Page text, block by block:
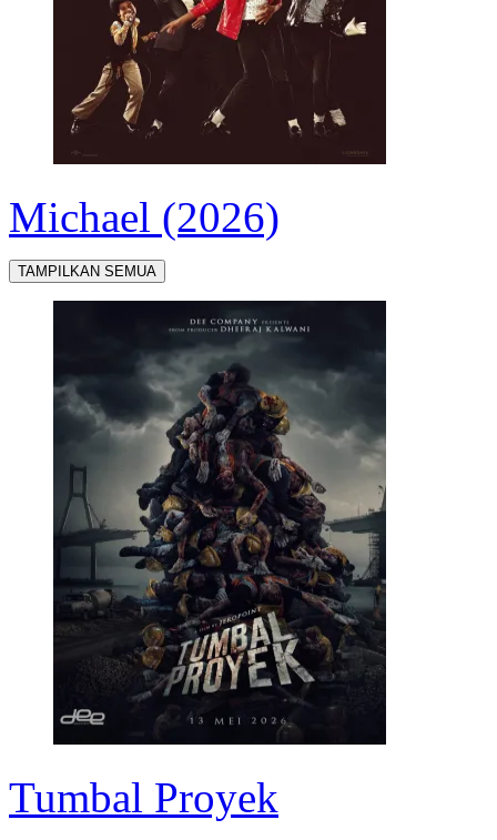
Michael (2026)
TAMPILKAN SEMUA
Tumbal Proyek